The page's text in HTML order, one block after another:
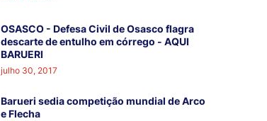
OSASCO - Defesa Civil de Osasco flagra
descarte de entulho em córrego - AQUI
BARUERI
julho 30, 2017
Barueri sedia competição mundial de Arco
e Flecha